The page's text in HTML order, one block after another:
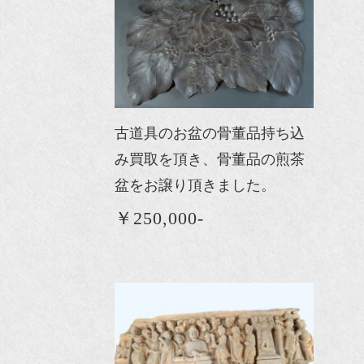
古道具のお盆の骨董品持ち込
み買取を頂き、骨董品の煎茶
盆をお譲り頂きました。
￥250,000-